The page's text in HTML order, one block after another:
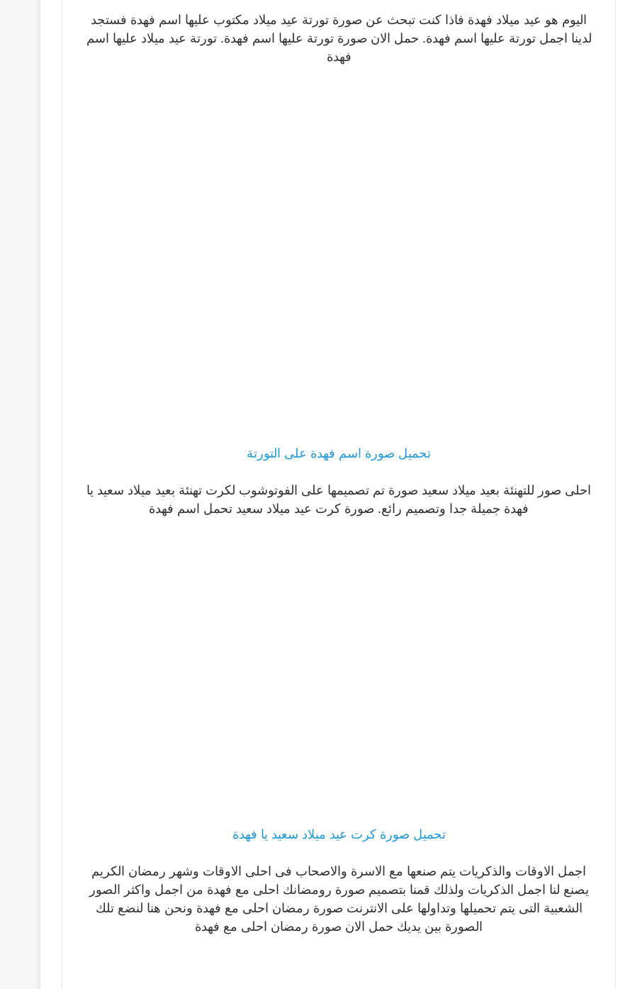
اليوم هو عيد ميلاد فهدة فاذا كنت تبحث عن صورة تورتة عيد ميلاد مكتوب عليها اسم فهدة فستجد
لدينا اجمل تورتة عليها اسم فهدة. حمل الان صورة تورتة عليها اسم فهدة. تورتة عيد ميلاد عليها اسم
فهدة
تحميل صورة اسم فهدة على التورتة
احلى صور للتهنئة بعيد ميلاد سعيد صورة تم تصميمها على الفوتوشوب لكرت تهنئة بعيد ميلاد سعيد يا
فهدة جميلة جدا وتصميم رائع. صورة كرت عيد ميلاد سعيد تحمل اسم فهدة
تحميل صورة كرت عيد ميلاد سعيد يا فهدة
اجمل الاوقات والذكريات يتم صنعها مع الاسرة والاصحاب فى احلى الاوقات وشهر رمضان الكريم
يصنع لنا اجمل الذكريات ولذلك قمنا بتصميم صورة رومضانك احلى مع فهدة من اجمل واكثر الصور
الشعبية التى يتم تحميلها وتداولها على الانترنت صورة رمضان احلى مع فهدة ونحن هنا لنضع تلك
الصورة بين يديك حمل الان صورة رمضان احلى مع فهدة